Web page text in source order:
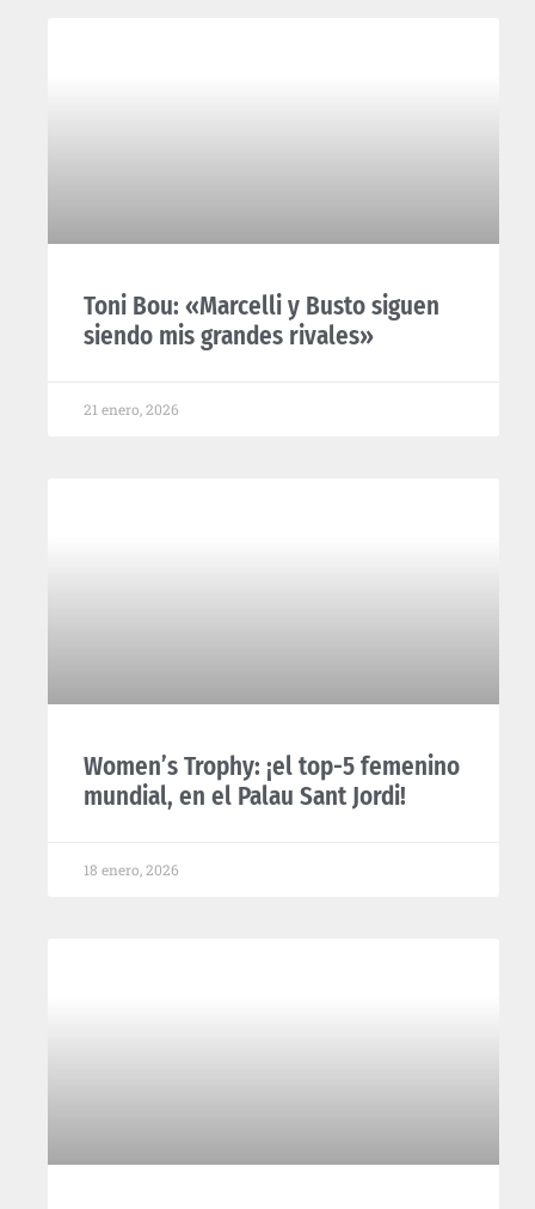
Toni Bou: «Marcelli y Busto siguen
siendo mis grandes rivales»
21 enero, 2026
Women’s Trophy: ¡el top-5 femenino
mundial, en el Palau Sant Jordi!
18 enero, 2026